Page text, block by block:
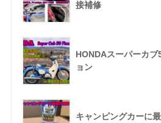
接補修
HONDAスーパーカ
ョン
キャンピングカーに